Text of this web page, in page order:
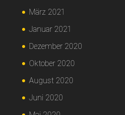
März 2021
Januar 2021
Dezember 2020
Oktober 2020
August 2020
Juni 2020